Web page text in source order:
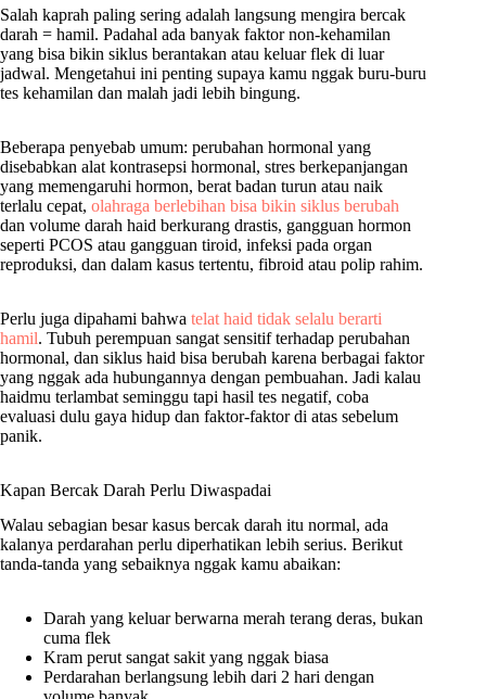
Salah kaprah paling sering adalah langsung mengira bercak
darah = hamil. Padahal ada banyak faktor non-kehamilan
yang bisa bikin siklus berantakan atau keluar flek di luar
jadwal. Mengetahui ini penting supaya kamu nggak buru-buru
tes kehamilan dan malah jadi lebih bingung.
Beberapa penyebab umum: perubahan hormonal yang
disebabkan alat kontrasepsi hormonal, stres berkepanjangan
yang memengaruhi hormon, berat badan turun atau naik
terlalu cepat, olahraga berlebihan bisa bikin siklus berubah
dan volume darah haid berkurang drastis, gangguan hormon
seperti PCOS atau gangguan tiroid, infeksi pada organ
reproduksi, dan dalam kasus tertentu, fibroid atau polip rahim.
Perlu juga dipahami bahwa telat haid tidak selalu berarti
hamil. Tubuh perempuan sangat sensitif terhadap perubahan
hormonal, dan siklus haid bisa berubah karena berbagai faktor
yang nggak ada hubungannya dengan pembuahan. Jadi kalau
haidmu terlambat seminggu tapi hasil tes negatif, coba
evaluasi dulu gaya hidup dan faktor-faktor di atas sebelum
panik.
Kapan Bercak Darah Perlu Diwaspadai
Walau sebagian besar kasus bercak darah itu normal, ada
kalanya perdarahan perlu diperhatikan lebih serius. Berikut
tanda-tanda yang sebaiknya nggak kamu abaikan:
Darah yang keluar berwarna merah terang deras, bukan
cuma flek
Kram perut sangat sakit yang nggak biasa
Perdarahan berlangsung lebih dari 2 hari dengan